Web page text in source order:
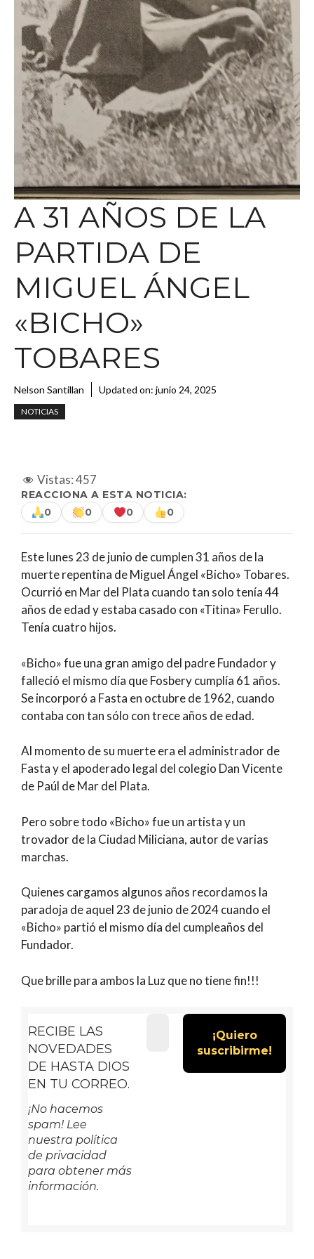
A 31 AÑOS DE LA
PARTIDA DE
MIGUEL ÁNGEL
«BICHO»
TOBARES
Nelson Santillan Updated on: junio 24, 2025
NOTICIAS
Vistas:457
REACCIONA A ESTA NOTICIA:
0
0 0 0
Este lunes 23 de junio de cumplen 31 años de la
muerte repentina de Miguel Ángel «Bicho» Tobares.
Ocurrió en Mar del Plata cuando tan solo tenía 44
años de edad y estaba casado con «Titina» Ferullo.
Tenía cuatro hijos.
«Bicho» fue una gran amigo del padre Fundador y
falleció el mismo día que Fosbery cumplía 61 años.
Se incorporó a Fasta en octubre de 1962, cuando
contaba con tan sólo con trece años de edad.
Al momento de su muerte era el administrador de
Fasta y el apoderado legal del colegio Dan Vicente
de Paúl de Mar del Plata.
Pero sobre todo «Bicho» fue un artista y un
trovador de la Ciudad Miliciana, autor de varias
marchas.
Quienes cargamos algunos años recordamos la
paradoja de aquel 23 de junio de 2024 cuando el
«Bicho» partió el mismo día del cumpleaños del
Fundador.
Que brille para ambos la Luz que no tiene fin!!!
RECIBE LAS
NOVEDADES
DE HASTA DIOS
EN TU CORREO.
¡No hacemos
spam! Lee
nuestra política
de privacidad
para obtener más
información.